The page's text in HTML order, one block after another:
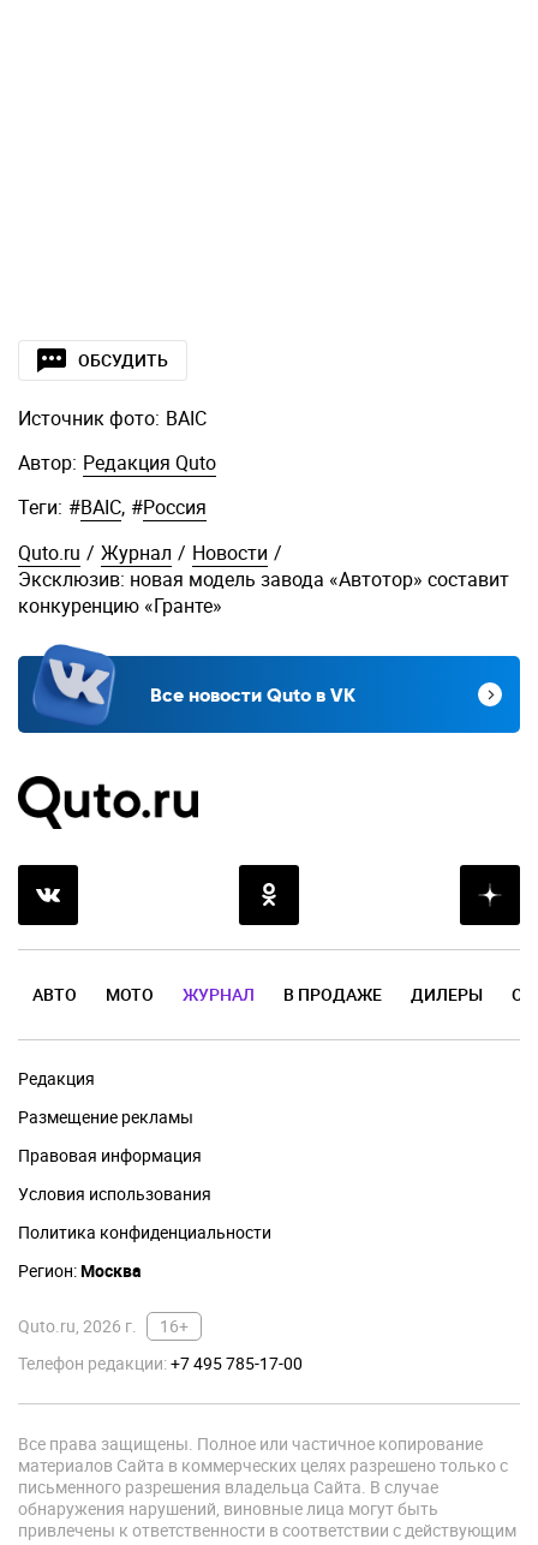
ОБСУДИТЬ
Источник фото: BAIC
Автор: Редакция Quto
Теги: #BAIC, #Россия
Quto.ru / Журнал / Новости /
Эксклюзив: новая модель завода «Автотор» составит
конкуренцию «Гранте»
Все новости Quto в VK
АВТО МОТО ЖУРНАЛ В ПРОДАЖЕ ДИЛЕРЫ
Редакция
Размещение рекламы
Правовая информация
Условия использования
Политика конфиденциальности
Регион:Москва
Quto.ru, 2026 г.
16+
Телефон редакции:+7 495 785-17-00
Все права защищены. Полное или частичное копирование
материалов Сайта в коммерческих целях разрешено только с
письменного разрешения владельца Сайта. В случае
обнаружения нарушений, виновные лица могут быть
привлечены к ответственности в соответствии с действующим